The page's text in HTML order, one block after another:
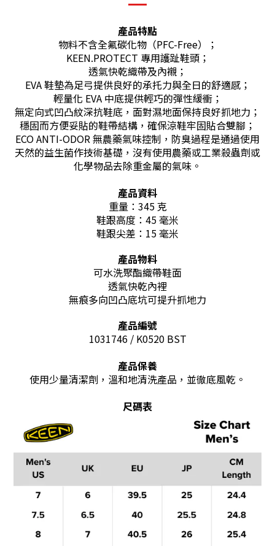
產品特點
物料不含全氟碳化物（PFC-Free）；
KEEN.PROTECT 專用護趾鞋頭；
透氣快乾織帶及內襯；
EVA 鞋墊為足弓提供良好的承托力與全日的舒適感；
輕量化 EVA 中底提供輕巧的彈性緩衝；
無定向式凹凸紋深抗鞋底 ， 面對濕地面保持良好抓地力；
穩固而方便妥貼的鞋帶結構，確保涼鞋牢固貼合雙腳；
ECO ANTI-ODOR 無農藥氣味控制，防臭過程是通過使用
天然的益生菌作技術基礎，沒有使用農藥或工業殺蟲劑或
化學物品去除重金屬的氣味。
產品資料
重量：345 克
鞋跟高度：45 毫米
鞋跟尖差：15 毫米
產品物料
可水洗聚酯織帶鞋面
透氣快乾內裡
無痕多向凹凸底坑可提升抓地力
產品編號
1031746 / K0520 BST
產品保養
使用少量清潔劑，溫和地清洗產品，並徹底風乾。
尺碼表